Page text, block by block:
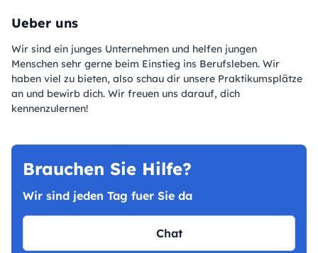
Ueber uns
Wir sind ein junges Unternehmen und helfen jungen
Menschen sehr gerne beim Einstieg ins Berufsleben. Wir
haben viel zu bieten, also schau dir unsere Praktikumsplätze
an und bewirb dich. Wir freuen uns darauf, dich
kennenzulernen!
Brauchen Sie Hilfe?
Wir sind jeden Tag fuer Sie da
Chat